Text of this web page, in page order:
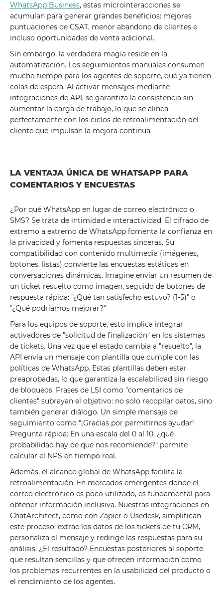
WhatsApp Business, estas microinteracciones se
acumulan para generar grandes beneficios: mejores
puntuaciones de CSAT, menor abandono de clientes e
incluso oportunidades de venta adicional.
Sin embargo, la verdadera magia reside en la
automatización. Los seguimientos manuales consumen
mucho tiempo para los agentes de soporte, que ya tienen
colas de espera. Al activar mensajes mediante
integraciones de API, se garantiza la consistencia sin
aumentar la carga de trabajo, lo que se alinea
perfectamente con los ciclos de retroalimentación del
cliente que impulsan la mejora continua.
LA VENTAJA ÚNICA DE WHATSAPP PARA
COMENTARIOS Y ENCUESTAS
¿Por qué WhatsApp en lugar de correo electrónico o
SMS? Se trata de intimidad e interactividad. El cifrado de
extremo a extremo de WhatsApp fomenta la confianza en
la privacidad y fomenta respuestas sinceras. Su
compatibilidad con contenido multimedia (imágenes,
botones, listas) convierte las encuestas estáticas en
conversaciones dinámicas. Imagine enviar un resumen de
un ticket resuelto como imagen, seguido de botones de
respuesta rápida: "¿Qué tan satisfecho estuvo? (1-5)" o
"¿Qué podríamos mejorar?"
Para los equipos de soporte, esto implica integrar
activadores de "solicitud de finalización" en los sistemas
de tickets. Una vez que el estado cambia a "resuelto", la
API envía un mensaje con plantilla que cumple con las
políticas de WhatsApp. Estas plantillas deben estar
preaprobadas, lo que garantiza la escalabilidad sin riesgo
de bloqueos. Frases de LSI como "comentarios de
clientes" subrayan el objetivo: no solo recopilar datos, sino
también generar diálogo. Un simple mensaje de
seguimiento como "¡Gracias por permitirnos ayudar!
Pregunta rápida: En una escala del 0 al 10, ¿qué
probabilidad hay de que nos recomiende?" permite
calcular el NPS en tiempo real.
Además, el alcance global de WhatsApp facilita la
retroalimentación. En mercados emergentes donde el
correo electrónico es poco utilizado, es fundamental para
obtener información inclusiva. Nuestras integraciones en
ChatArchitect, como con Zapier o Usedesk, simplifican
este proceso: extrae los datos de los tickets de tu CRM,
personaliza el mensaje y redirige las respuestas para su
análisis. ¿El resultado? Encuestas posteriores al soporte
que resultan sencillas y que ofrecen información como
los problemas recurrentes en la usabilidad del producto o
el rendimiento de los agentes.